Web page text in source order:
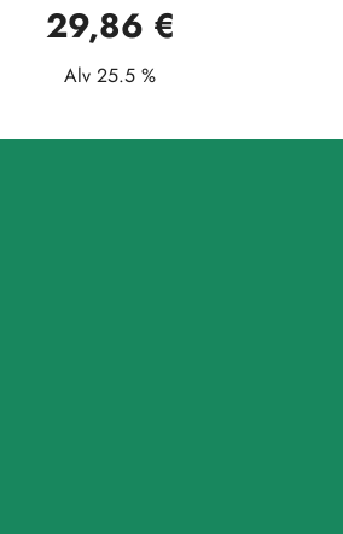
29,86 €
Alv 25.5 %